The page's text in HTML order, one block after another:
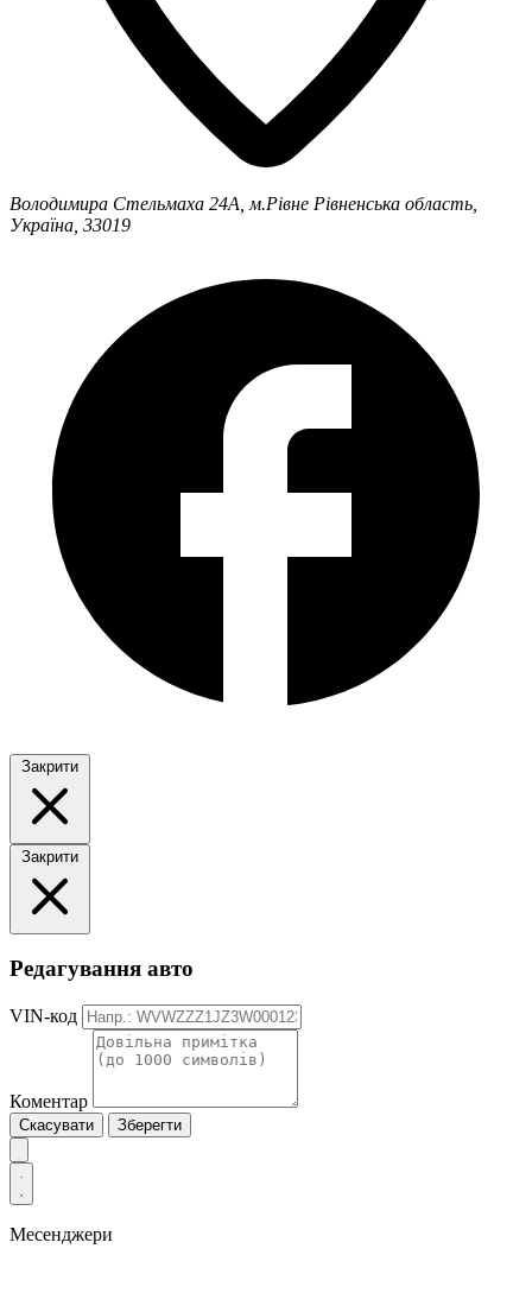
Володимира Стельмаха 24А, м.Рівне Рівненська область,
Україна, 33019
Закрити
Закрити
Редагування авто
VIN-код
Коментар
Скасувати Зберегти
Месенджери